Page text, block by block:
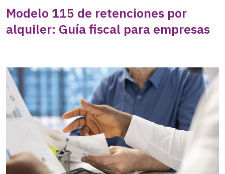
Modelo 115 de retenciones por
alquiler: Guía fiscal para empresas